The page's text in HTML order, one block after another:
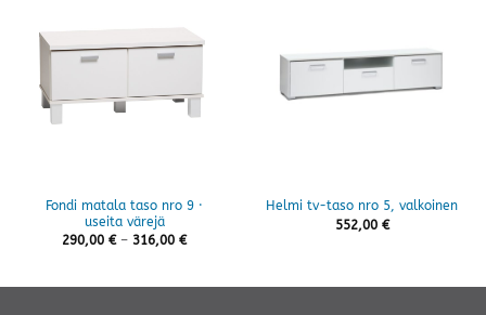
Fondi matala taso nro 9 ·
useita värejä
290,00 € – 316,00 €Hintaluokka:
Helmi tv-taso nro 5, valkoinen
552,00 €